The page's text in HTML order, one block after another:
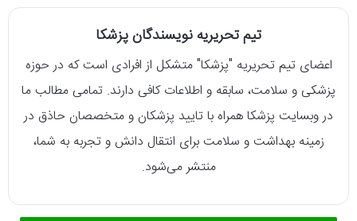
تیم تحریریه نویسندگان پزشکا
اعضای تیم تحریریه "پزشکا" متشکل از افرادی است که در حوزه
پزشکی و سلامت، سابقه و اطلاعات کافی دارند. تمامی مطالب ما
در وبسایت پزشکا همراه با تایید پزشکان و متخصصان حاذق در
زمینه بهداشت و سلامت برای انتقال دانش و تجربه به شما،
منتشر می‌شود.